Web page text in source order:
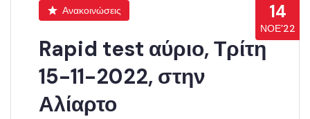
14
ΝΟΈ’22
Ανακοινώσεις
Rapid test αύριο, Τρίτη
15-11-2022, στην
Αλίαρτο